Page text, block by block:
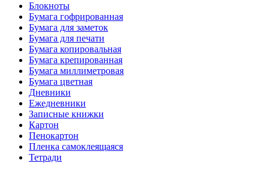
Блокноты
Бумага гофрированная
Бумага для заметок
Бумага для печати
Бумага копировальная
Бумага крепированная
Бумага миллиметровая
Бумага цветная
Дневники
Ежедневники
Записные книжки
Картон
Пенокартон
Пленка самоклеящаяся
Тетради